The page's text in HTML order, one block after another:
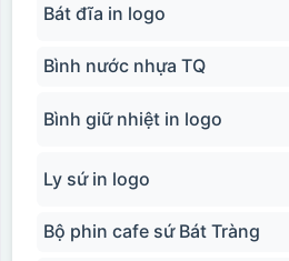
Bát đĩa in logo
Bình nước nhựa TQ
Bình giữ nhiệt in logo
Ly sứ in logo
Bộ phin cafe sứ Bát Tràng